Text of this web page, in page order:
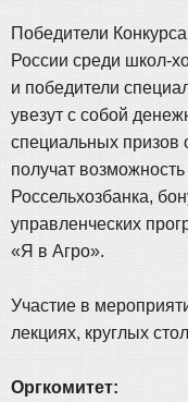
Победители
России среди школ-
и победители
увезут с собой
специальных призов
получат
Россельхозбанка,
управленческих
«Я в Агро».
Участие в
лекциях, круглых
Оргкомитет: